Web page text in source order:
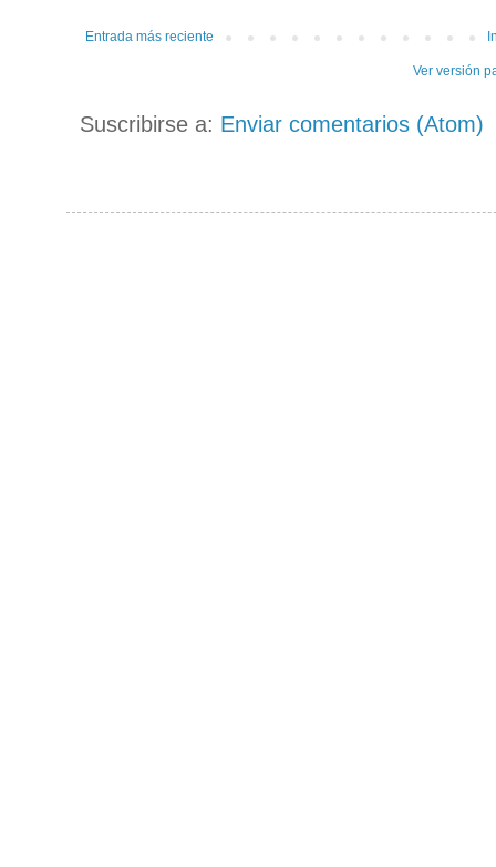
Entrada más reciente
Ver versión
Suscribirse a: Enviar comentarios (Atom)